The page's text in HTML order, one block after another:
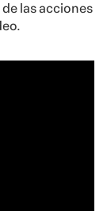
las acciones